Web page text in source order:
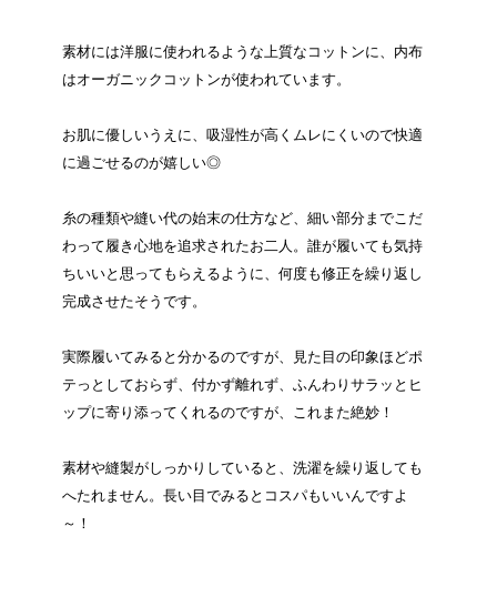
素材には洋服に使われるような上質なコットンに、内布
はオーガニックコットンが使われています。
お肌に優しいうえに、吸湿性が高くムレにくいので快適
に過ごせるのが嬉しい◎
糸の種類や縫い代の始末の仕方など、細い部分までこだ
わって履き心地を追求されたお二人。誰が履いても気持
ちいいと思ってもらえるように、何度も修正を繰り返し
完成させたそうです。
実際履いてみると分かるのですが、見た目の印象ほどポ
テっとしておらず、付かず離れず、ふんわりサラッとヒ
ップに寄り添ってくれるのですが、これまた絶妙！
素材や縫製がしっかりしていると、洗濯を繰り返しても
へたれません。長い目でみるとコスパもいいんですよ
～！